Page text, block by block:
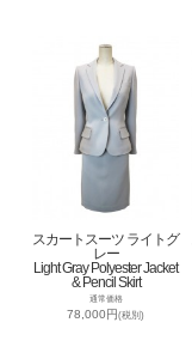
スカートスーツ ライトグ
レー
Light Gray Polyester Jacket
& Pencil Skirt
通常価格
78,000円(税別)